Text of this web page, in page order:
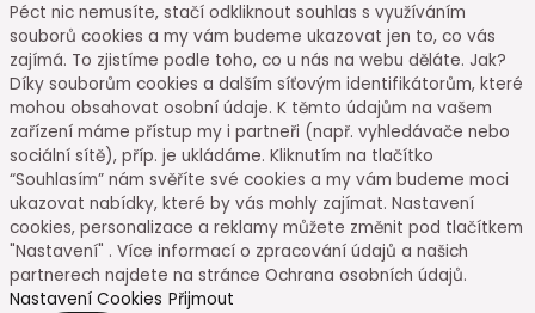
Péct nic nemusíte, stačí odkliknout souhlas s využíváním
souborů cookies a my vám budeme ukazovat jen to, co vás
zajímá. To zjistíme podle toho, co u nás na webu děláte. Jak?
Díky souborům cookies a dalším síťovým identifikátorům, které
mohou obsahovat osobní údaje. K těmto údajům na vašem
zařízení máme přístup my i partneři (např. vyhledávače nebo
sociální sítě), příp. je ukládáme. Kliknutím na tlačítko
“Souhlasím” nám svěříte své cookies a my vám budeme moci
ukazovat nabídky, které by vás mohly zajímat. Nastavení
cookies, personalizace a reklamy můžete změnit pod tlačítkem
"Nastavení" . Více informací o zpracování údajů a našich
partnerech najdete na stránce Ochrana osobních údajů.
Nastavení Cookies Přijmout